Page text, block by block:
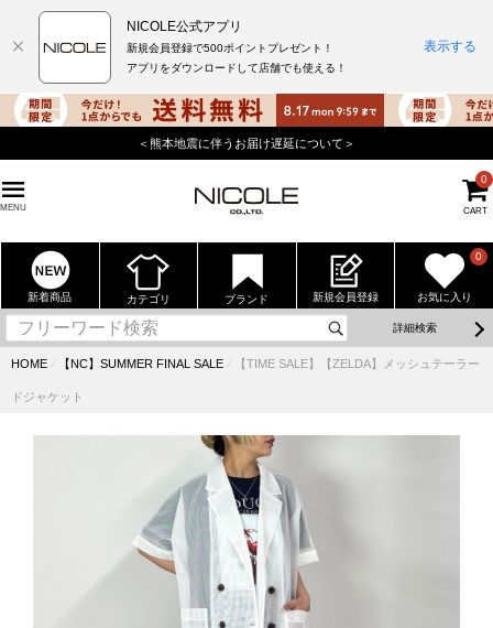
＜熊本地震に伴うお届け遅延について＞
MENU CART
0
新着商品 カテゴリ ブランド 新規会員登録 お気に入り
0
詳細検索
HOME ⁄ 【NC】SUMMER FINAL SALE ⁄ 【TIME SALE】【ZELDA】メッシュテーラー
ドジャケット
NICOLE公式アプリ
新規会員登録で500ポイントプレゼント！
アプリをダウンロードして店舗でも使える！
表示する